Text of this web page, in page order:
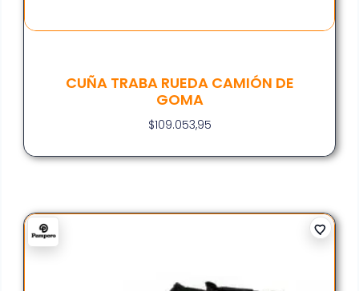
CUÑA TRABA RUEDA CAMIÓN DE
GOMA
$109.053,95